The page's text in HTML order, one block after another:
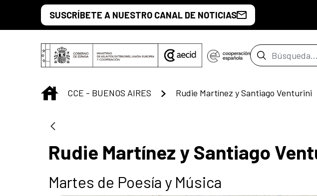
Saltar al contenido principal
SUSCRÍBETE A NUESTRO CANAL DE NOTICIAS
Barra de
INICIO
CCE - BUENOS AIRES Rudie Martínez y Santiago Venturini
Rudie Martínez y Santiago
Martes de Poesía y Música